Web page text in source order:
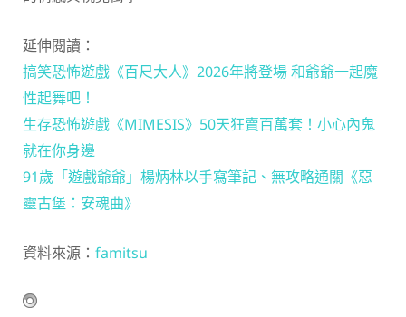
延伸閱讀：
搞笑恐怖遊戲《百尺大人》2026年將登場 和爺爺一起魔
性起舞吧！
生存恐怖遊戲《MIMESIS》50天狂賣百萬套！小心內鬼
就在你身邊
91歲「遊戲爺爺」楊炳林以手寫筆記、無攻略通關《惡
靈古堡：安魂曲》
資料來源： famitsu